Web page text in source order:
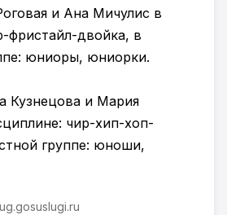
и Ана Мичулис в
фристайл-двойка, в
юниоры, юниорки.
Кузнецова и Мария
чир-хип-хоп-
группе: юноши,